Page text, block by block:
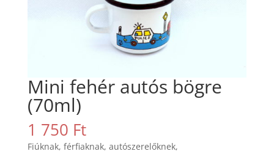
Mini fehér autós bögre
(70ml)
1 750 Ft
Fiúknak, férfiaknak, autószerelőknek,